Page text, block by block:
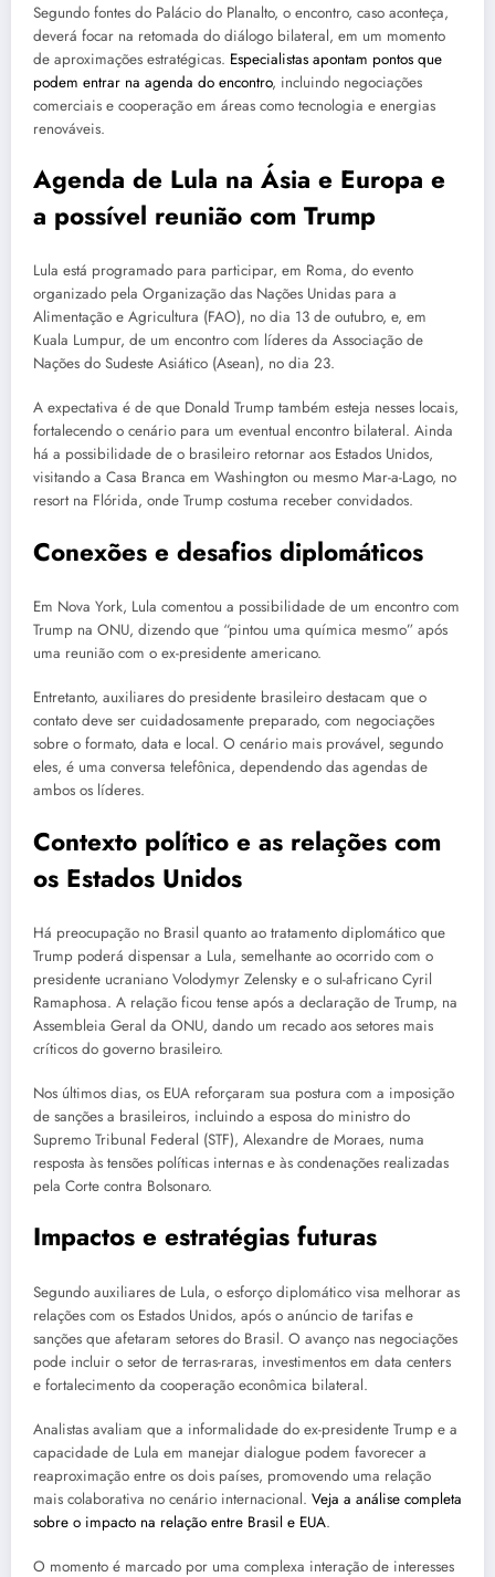
Segundo fontes do Palácio do Planalto, o encontro, caso aconteça,
deverá focar na retomada do diálogo bilateral, em um momento
de aproximações estratégicas. Especialistas apontam pontos que
podem entrar na agenda do encontro, incluindo negociações
comerciais e cooperação em áreas como tecnologia e energias
renováveis.
Agenda de Lula na Ásia e Europa e
a possível reunião com Trump
Lula está programado para participar, em Roma, do evento
organizado pela Organização das Nações Unidas para a
Alimentação e Agricultura (FAO), no dia 13 de outubro, e, em
Kuala Lumpur, de um encontro com líderes da Associação de
Nações do Sudeste Asiático (Asean), no dia 23.
A expectativa é de que Donald Trump também esteja nesses locais,
fortalecendo o cenário para um eventual encontro bilateral. Ainda
há a possibilidade de o brasileiro retornar aos Estados Unidos,
visitando a Casa Branca em Washington ou mesmo Mar-a-Lago, no
resort na Flórida, onde Trump costuma receber convidados.
Conexões e desafios diplomáticos
Em Nova York, Lula comentou a possibilidade de um encontro com
Trump na ONU, dizendo que “pintou uma química mesmo” após
uma reunião com o ex-presidente americano.
Entretanto, auxiliares do presidente brasileiro destacam que o
contato deve ser cuidadosamente preparado, com negociações
sobre o formato, data e local. O cenário mais provável, segundo
eles, é uma conversa telefônica, dependendo das agendas de
ambos os líderes.
Contexto político e as relações com
os Estados Unidos
Há preocupação no Brasil quanto ao tratamento diplomático que
Trump poderá dispensar a Lula, semelhante ao ocorrido com o
presidente ucraniano Volodymyr Zelensky e o sul-africano Cyril
Ramaphosa. A relação ficou tense após a declaração de Trump, na
Assembleia Geral da ONU, dando um recado aos setores mais
críticos do governo brasileiro.
Nos últimos dias, os EUA reforçaram sua postura com a imposição
de sanções a brasileiros, incluindo a esposa do ministro do
Supremo Tribunal Federal (STF), Alexandre de Moraes, numa
resposta às tensões políticas internas e às condenações realizadas
pela Corte contra Bolsonaro.
Impactos e estratégias futuras
Segundo auxiliares de Lula, o esforço diplomático visa melhorar as
relações com os Estados Unidos, após o anúncio de tarifas e
sanções que afetaram setores do Brasil. O avanço nas negociações
pode incluir o setor de terras-raras, investimentos em data centers
e fortalecimento da cooperação econômica bilateral.
Analistas avaliam que a informalidade do ex-presidente Trump e a
capacidade de Lula em manejar dialogue podem favorecer a
reaproximação entre os dois países, promovendo uma relação
mais colaborativa no cenário internacional. Veja a análise completa
sobre o impacto na relação entre Brasil e EUA.
O momento é marcado por uma complexa interação de interesses